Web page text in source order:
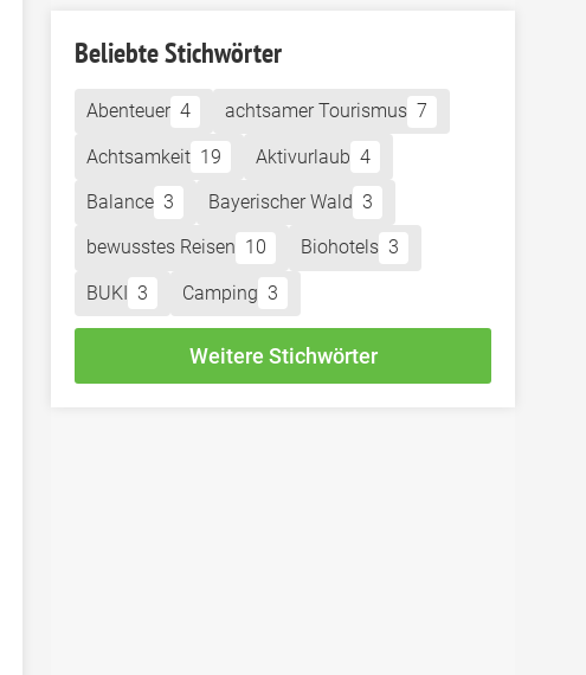
Beliebte Stichwörter
Abenteuer 4 achtsamer Tourismus 7
Achtsamkeit 19 Aktivurlaub 4
Balance 3 Bayerischer Wald 3
bewusstes Reisen 10 Biohotels 3
BUKI 3 Camping 3
Weitere Stichwörter